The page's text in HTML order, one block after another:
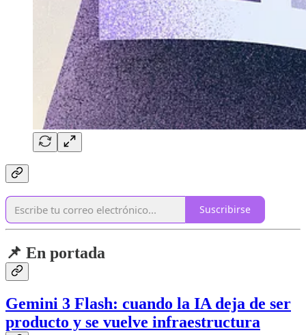
Suscribirse
📌 En portada
Gemini 3 Flash: cuando la IA deja de ser
producto y se vuelve infraestructura